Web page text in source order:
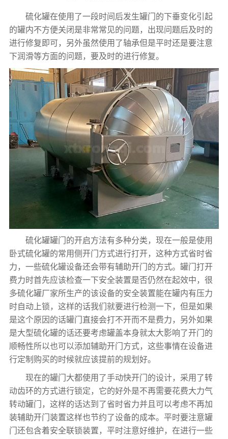
硫化罐在使用了一段时间后发生罐门的下垂变化引起
的罐内不方便关闭是非常常见的问题，出现问题后及时的
进行修复即可，另外虽然使用了轴承但是平时还是要注意
下润滑等方面的问题，要及时的进行修复。
硫化罐罐门的开启方法有多种分类，现在一般是使用
卧式硫化罐的常用侧开门方式进行打开，这种方式省时省
力，一些硫化罐设备还会带有辅助开门的方式。罐门打开
费力时首先应该检查一下安全装置是否仍然在起效中，很
多硫化罐厂家所生产的该设备的安全装置能在罐内有压力
时自动上锁，这样的话我们就要进行检测一下，但是如果
是这个原因的话罐门直接会打不开而不是费力，另外如果
是大型硫化罐的话还要考虑罐盖本身就太大影响了开门的
顺畅性所以也可以添加辅助开门方式，这些事情在设备进
行定制购买的时候就应该提前的规划好。
现在的罐门大都使用了手动快开门的设计，采用了转
动齿环的方式进行锁定，它的好外是不再需要花费大力气
转动罐门，这样的话达到了省时省力并且可以考虑不再加
装辅助开门装置这样也节约了设备的成本。平时要注意罐
门还包含着安全联锁装置，平时注意好维护，在进行一些